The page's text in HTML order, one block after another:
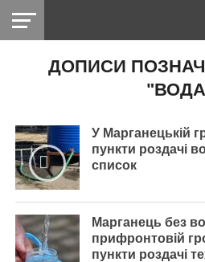
НІКОПОЛЬ
РАДІО
ДОПИСИ
У Марганецькій
пункти роздачі
список
Марганець без
прифронтовій
пункти роздачі